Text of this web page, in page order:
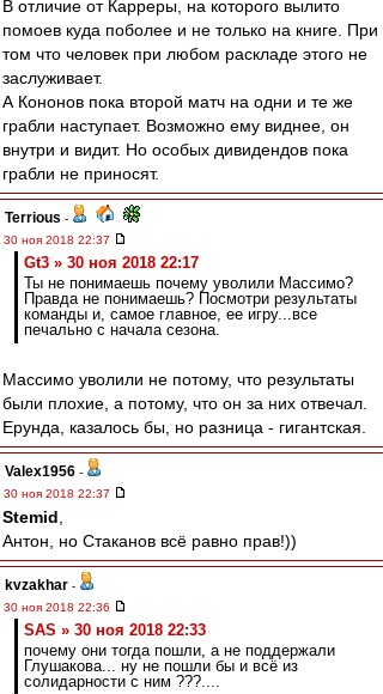
В отличие от Карреры, на которого вылито
помоев куда поболее и не только на книге. При
том что человек при любом раскладе этого не
заслуживает.
А Кононов пока второй матч на одни и те же
грабли наступает. Возможно ему виднее, он
внутри и видит. Но особых дивидендов пока
грабли не приносят.
Terrious -
30 ноя 2018 22:37
Gt3 » 30 ноя 2018 22:17
Ты не понимаешь почему уволили Массимо?
Правда не понимаешь? Посмотри результаты
команды и, самое главное, ее игру...все
печально с начала сезона.
Массимо уволили не потому, что результаты
были плохие, а потому, что он за них отвечал.
Ерунда, казалось бы, но разница - гигантская.
Valex1956 -
30 ноя 2018 22:37
Stemid
Антон, но Стаканов всё равно прав!))
kvzakhar -
30 ноя 2018 22:36
SAS » 30 ноя 2018 22:33
почему они тогда пошли, а не поддержали
Глушакова... ну не пошли бы и всё из
солидарности с ним ???....